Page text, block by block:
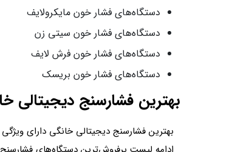
دستگاه‌های فشار خون مایکرولایف
دستگاه‌های فشار خون سیتی زن
دستگاه‌های فشار خون فرش لایف
دستگاه‌های فشار خون بریسک
بهترین فشارسنج دیجیتالی
بهترین فشارسنج دیجیتالی خانگی دارای